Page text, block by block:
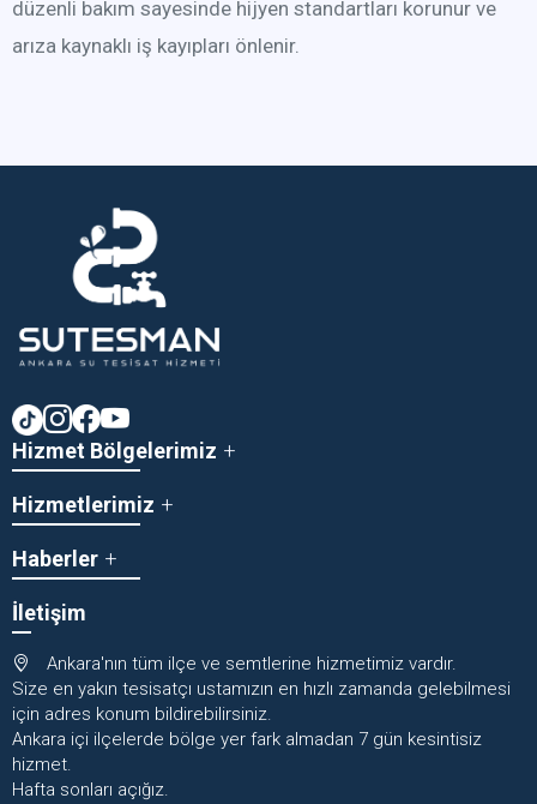
düzenli bakım sayesinde hijyen standartları korunur ve
arıza kaynaklı iş kayıpları önlenir.
Hizmet Bölgelerimiz
Hizmetlerimiz
Haberler
İletişim
Ankara'nın tüm ilçe ve semtlerine hizmetimiz vardır.
Size en yakın tesisatçı ustamızın en hızlı zamanda gelebilmesi
için adres konum bildirebilirsiniz.
Ankara içi ilçelerde bölge yer fark almadan 7 gün kesintisiz
hizmet.
Hafta sonları açığız.